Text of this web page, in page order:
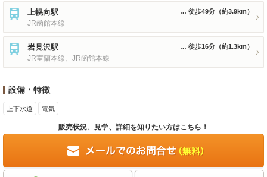
上幌向駅
JR函館本線
徒歩49分 （約3.9km）
岩見沢駅
JR室蘭本線、JR函館本線
徒歩16分 （約1.3km）
設備・特徴
上下水道 電気
販売状況、見学、詳細を知りたい方はこちら！